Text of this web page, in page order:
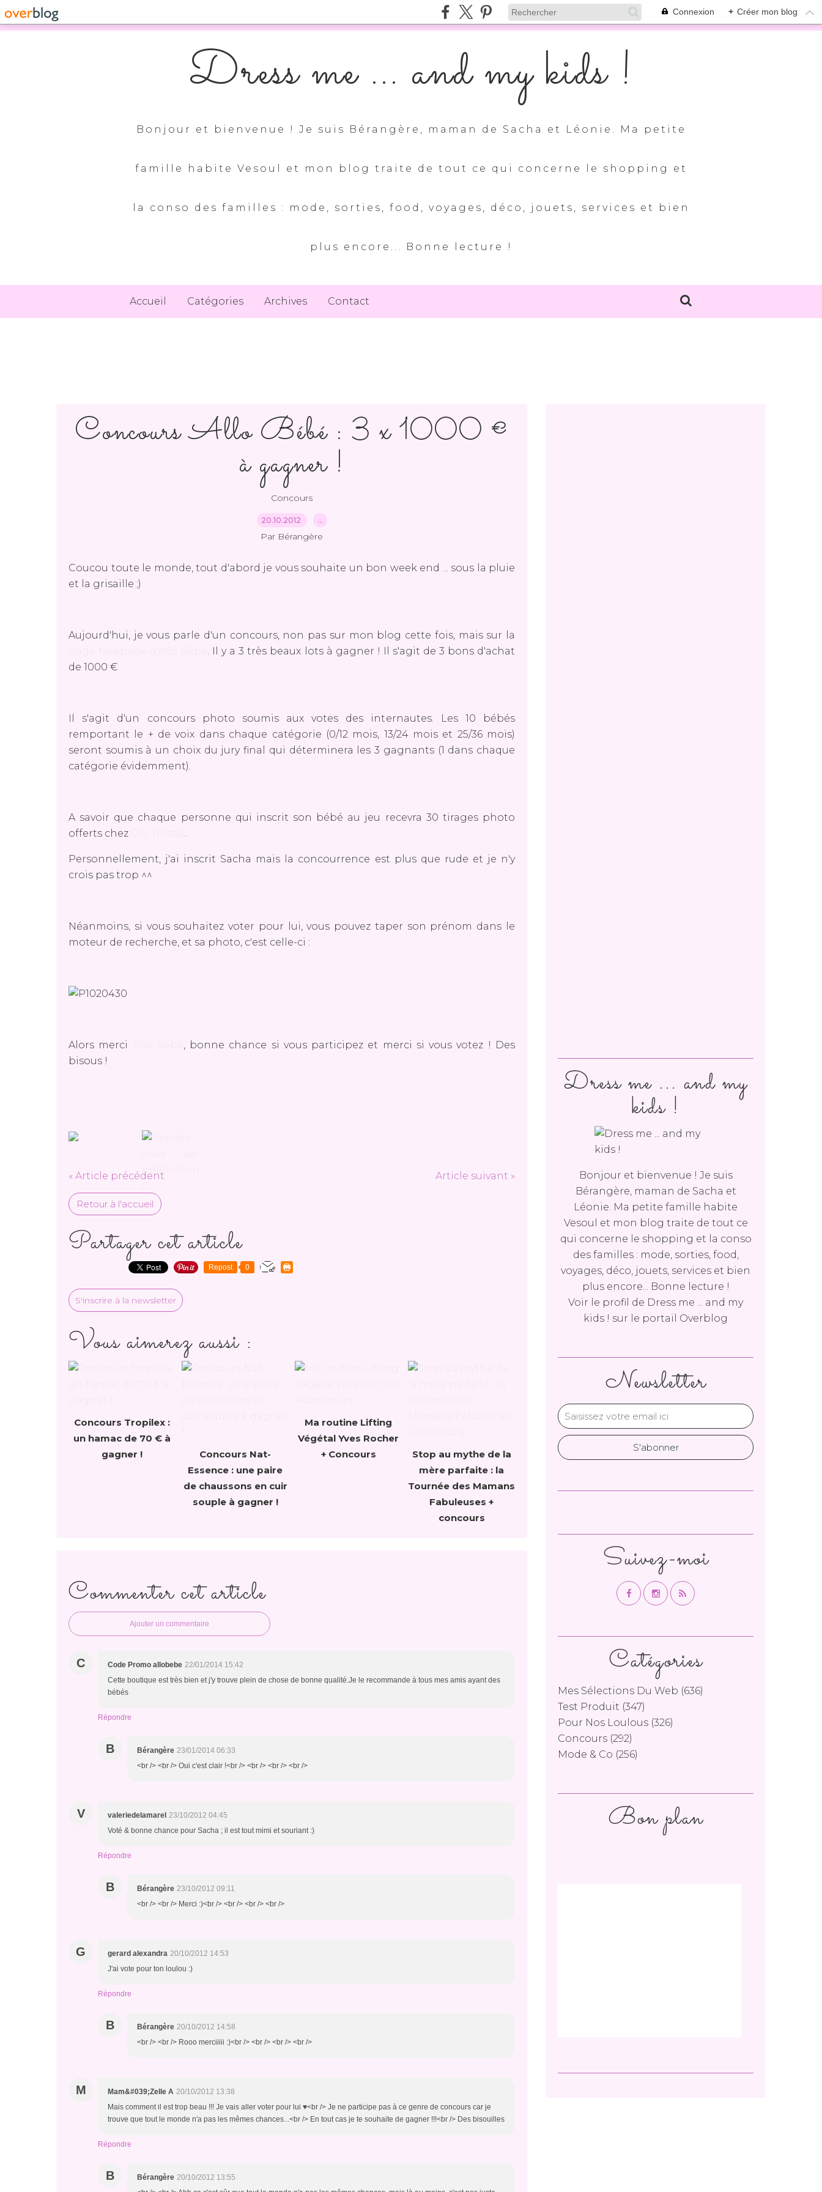
Connexion + Créer mon blog
Dress me ... and my kids !
Bonjour et bienvenue ! Je suis Bérangère, maman de Sacha et Léonie. Ma petite
famille habite Vesoul et mon blog traite de tout ce qui concerne le shopping et
la conso des familles : mode, sorties, food, voyages, déco, jouets, services et bien
plus encore... Bonne lecture !
Accueil Catégories Archives Contact
Concours Allo Bébé : 3 x 1000 €
à gagner !
Concours
20.10.2012 …
Par Bérangère
Coucou toute le monde, tout d'abord je vous souhaite un bon week end ... sous la pluie
et la grisaille ;)
Aujourd'hui, je vous parle d'un concours, non pas sur mon blog cette fois, mais sur la
. Il y a 3 très beaux lots à gagner ! Il s'agit de 3 bons d'achat
de 1000 €
Il s'agit d'un concours photo soumis aux votes des internautes. Les 10 bébés
remportant le + de voix dans chaque catégorie (0/12 mois, 13/24 mois et 25/36 mois)
seront soumis à un choix du jury final qui déterminera les 3 gagnants (1 dans chaque
catégorie évidemment).
A savoir que chaque personne qui inscrit son bébé au jeu recevra 30 tirages photo
offerts chez
.
Personnellement, j'ai inscrit Sacha mais la concourrence est plus que rude et je n'y
crois pas trop ^^
Néanmoins, si vous souhaitez voter pour lui, vous pouvez taper son prénom dans le
moteur de recherche, et sa photo, c'est celle-ci :
Alors merci
, bonne chance si vous participez et merci si vous votez ! Des
bisous !
« Article précédent Article suivant »
Retour à l'accueil
Partager cet article
Repost 0
S'inscrire à la newsletter
Vous aimerez aussi :
Concours Tropilex :
un hamac de 70 € à
gagner !
Concours Nat-
Essence : une paire
de chaussons en cuir
souple à gagner !
Ma routine Lifting
Végétal Yves Rocher
+ Concours
Stop au mythe de la
mère parfaite : la
Tournée des Mamans
Fabuleuses +
concours
Commenter cet article
Ajouter un commentaire
C Code Promo allobebe 22/01/2014 15:42
Cette boutique est très bien et j'y trouve plein de chose de bonne qualité.Je le recommande à tous mes amis ayant des
bébés
Répondre
B Bérangère 23/01/2014 06:33
<br /> <br /> Oui c'est clair !<br /> <br /> <br /> <br />
V valeriedelamarel 23/10/2012 04:45
Voté & bonne chance pour Sacha ; il est tout mimi et souriant :)
Répondre
B Bérangère 23/10/2012 09:11
<br /> <br /> Merci :)<br /> <br /> <br /> <br />
G gerard alexandra 20/10/2012 14:53
J'ai vote pour ton loulou :)
Répondre
B Bérangère 20/10/2012 14:58
<br /> <br /> Rooo merciiiii :)<br /> <br /> <br /> <br />
M Mam&#039;Zelle A 20/10/2012 13:38
Mais comment il est trop beau !!! Je vais aller voter pour lui ♥<br /> Je ne participe pas à ce genre de concours car je
trouve que tout le monde n'a pas les mêmes chances...<br /> En tout cas je te souhaite de gagner !!!<br /> Des bisouilles
Répondre
B Bérangère 20/10/2012 13:55
Newsletter
Catégories
Mes Sélections Du Web (636)
Test Produit (347)
Pour Nos Loulous (326)
Concours (292)
Mode & Co (256)
Dress me ... and my
kids !
Bonjour et bienvenue ! Je suis
Bérangère, maman de Sacha et
Léonie. Ma petite famille habite
Vesoul et mon blog traite de tout ce
qui concerne le shopping et la conso
des familles : mode, sorties, food,
voyages, déco, jouets, services et bien
plus encore... Bonne lecture !
Voir le profil de Dress me ... and my
kids ! sur le portail Overblog
Suivez-moi
Bon plan